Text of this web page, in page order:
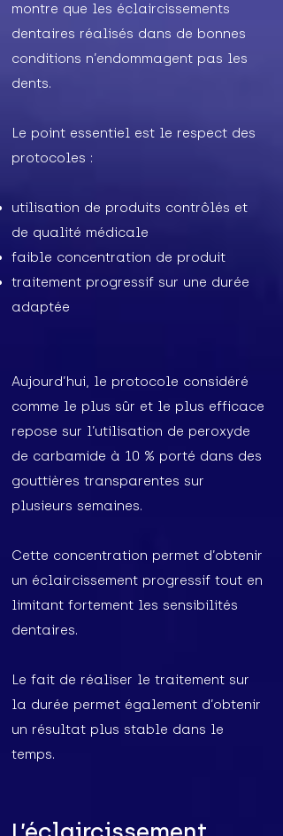
montre que les éclaircissements
dentaires réalisés dans de bonnes
conditions n’endommagent pas les
dents.
Le point essentiel est le respect des
protocoles :
utilisation de produits contrôlés et
de qualité médicale
faible concentration de produit
traitement progressif sur une durée
adaptée
Aujourd’hui, le protocole considéré
comme le plus sûr et le plus efficace
repose sur l’utilisation de peroxyde
de carbamide à 10 % porté dans des
gouttières transparentes sur
plusieurs semaines.
Cette concentration permet d’obtenir
un éclaircissement progressif tout en
limitant fortement les sensibilités
dentaires.
Le fait de réaliser le traitement sur
la durée permet également d’obtenir
un résultat plus stable dans le
temps.